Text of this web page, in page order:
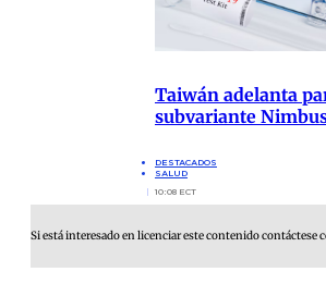
Taiwán adelanta
subvariante
DESTACADOS
SALUD
10:08 ECT
Si está interesado en licenciar este contenido contáctese